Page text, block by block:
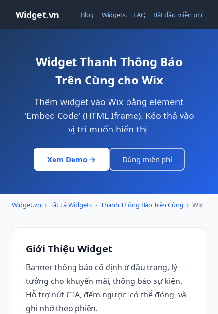
Widget.vn Blog Widgets FAQ Bắt đầu miễn phí
Widget Thanh Thông Báo
Trên Cùng cho Wix
Thêm widget vào Wix bằng element
'Embed Code' (HTML Iframe). Kéo thả vào
vị trí muốn hiển thị.
Xem Demo → Dùng miễn phí
Widget.vn › Tất cả Widgets › Thanh Thông Báo Trên Cùng › Wix
Giới Thiệu Widget
Banner thông báo cố định ở đầu trang, lý
tưởng cho khuyến mãi, thông báo sự kiện.
Hỗ trợ nút CTA, đếm ngược, có thể đóng, và
ghi nhớ theo phiên.